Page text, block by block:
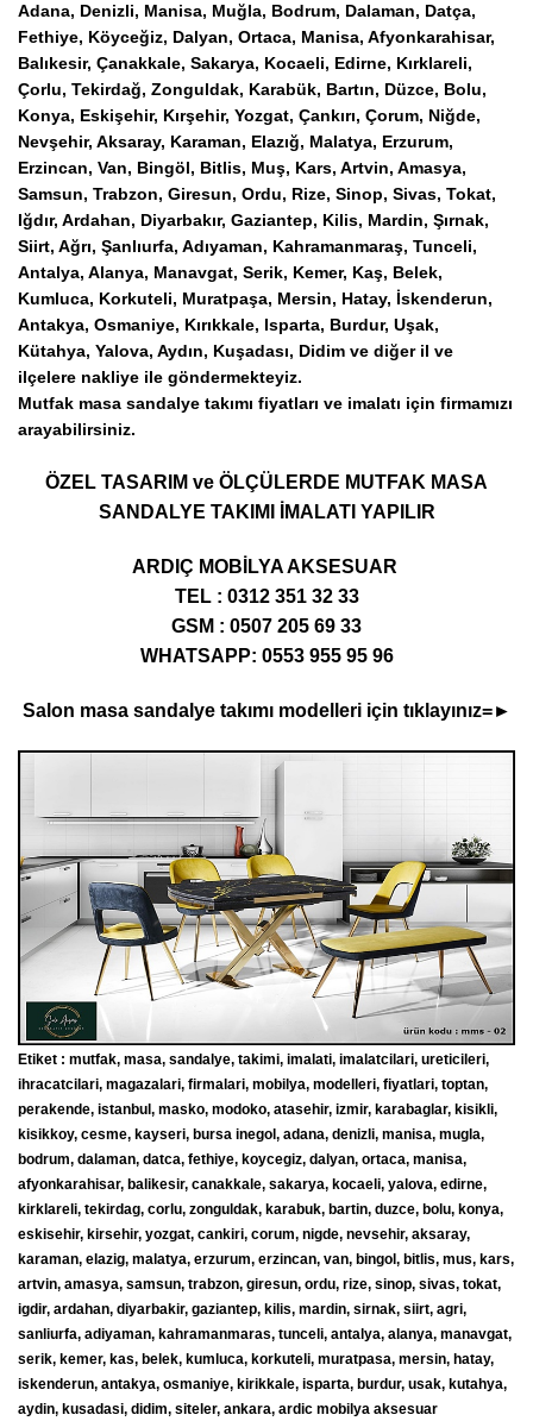
Adana, Denizli, Manisa, Muğla, Bodrum, Dalaman, Datça,
Fethiye, Köyceğiz, Dalyan, Ortaca, Manisa, Afyonkarahisar,
Balıkesir, Çanakkale, Sakarya, Kocaeli, Edirne, Kırklareli,
Çorlu, Tekirdağ, Zonguldak, Karabük, Bartın, Düzce, Bolu,
Konya, Eskişehir, Kırşehir, Yozgat, Çankırı, Çorum, Niğde,
Nevşehir, Aksaray, Karaman, Elazığ, Malatya, Erzurum,
Erzincan, Van, Bingöl, Bitlis, Muş, Kars, Artvin, Amasya,
Samsun, Trabzon, Giresun, Ordu, Rize, Sinop, Sivas, Tokat,
Iğdır, Ardahan, Diyarbakır, Gaziantep, Kilis, Mardin, Şırnak,
Siirt, Ağrı, Şanlıurfa, Adıyaman, Kahramanmaraş, Tunceli,
Antalya, Alanya, Manavgat, Serik, Kemer, Kaş, Belek,
Kumluca, Korkuteli, Muratpaşa, Mersin, Hatay, İskenderun,
Antakya, Osmaniye, Kırıkkale, Isparta, Burdur, Uşak,
Kütahya, Yalova, Aydın, Kuşadası, Didim ve diğer il ve
ilçelere nakliye ile göndermekteyiz.
Mutfak masa sandalye takımı fiyatları ve imalatı için firmamızı
arayabilirsiniz.
ÖZEL TASARIM ve ÖLÇÜLERDE MUTFAK MASA
SANDALYE TAKIMI İMALATI YAPILIR
ARDIÇ MOBİLYA AKSESUAR
TEL : 0312 351 32 33
GSM : 0507 205 69 33
WHATSAPP: 0553 955 95 96
Salon masa sandalye takımı modelleri için tıklayınız=►
Etiket : mutfak, masa, sandalye, takimi, imalati, imalatcilari, ureticileri,
ihracatcilari, magazalari, firmalari, mobilya, modelleri, fiyatlari, toptan,
perakende, istanbul, masko, modoko, atasehir, izmir, karabaglar, kisikli,
kisikkoy, cesme, kayseri, bursa inegol, adana, denizli, manisa, mugla,
bodrum, dalaman, datca, fethiye, koycegiz, dalyan, ortaca, manisa,
afyonkarahisar, balikesir, canakkale, sakarya, kocaeli, yalova, edirne,
kirklareli, tekirdag, corlu, zonguldak, karabuk, bartin, duzce, bolu, konya,
eskisehir, kirsehir, yozgat, cankiri, corum, nigde, nevsehir, aksaray,
karaman, elazig, malatya, erzurum, erzincan, van, bingol, bitlis, mus, kars,
artvin, amasya, samsun, trabzon, giresun, ordu, rize, sinop, sivas, tokat,
igdir, ardahan, diyarbakir, gaziantep, kilis, mardin, sirnak, siirt, agri,
sanliurfa, adiyaman, kahramanmaras, tunceli, antalya, alanya, manavgat,
serik, kemer, kas, belek, kumluca, korkuteli, muratpasa, mersin, hatay,
iskenderun, antakya, osmaniye, kirikkale, isparta, burdur, usak, kutahya,
aydin, kusadasi, didim, siteler, ankara, ardic mobilya aksesuar